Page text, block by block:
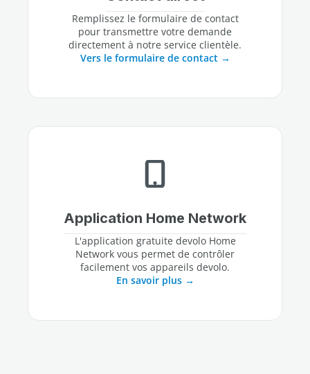
Remplissez le formulaire de contact
pour transmettre votre demande
directement à notre service clientèle.
Vers le formulaire de contact
Application Home Network
L'application gratuite devolo Home
Network vous permet de contrôler
facilement vos appareils devolo.
En savoir plus